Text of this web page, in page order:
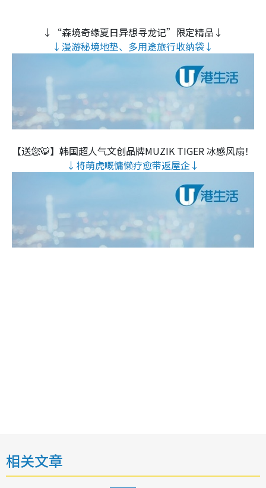
↓“森境奇缘夏日异想寻龙记”限定精品↓
↓漫游秘境地垫、多用途旅行收纳袋↓
【送您🐯】韩国超人气文创品牌MUZIK TIGER 冰感风扇！
↓将萌虎嘅慵懒疗愈带返屋企↓
相关文章